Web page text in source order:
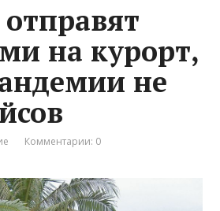
на курорт,
не
Комментарии: 0